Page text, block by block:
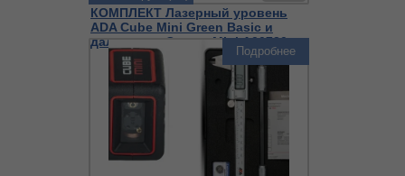
КОМПЛЕКТ Лазерный уровень
ADA Cube Mini Green Basic и
дальномер Cosmo Mini А00730
Подробнее